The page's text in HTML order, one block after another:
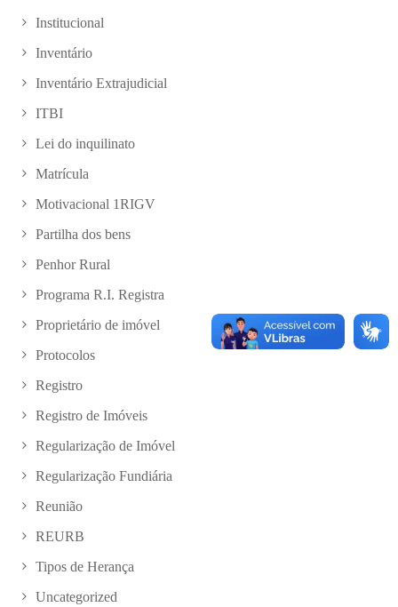
Institucional
Inventário
Inventário Extrajudicial
ITBI
Lei do inquilinato
Matrícula
Motivacional 1RIGV
Partilha dos bens
Penhor Rural
Programa R.I. Registra
Proprietário de imóvel
Protocolos
Registro
Registro de Imóveis
Regularização de Imóvel
Regularização Fundiária
Reunião
REURB
Tipos de Herança
Uncategorized